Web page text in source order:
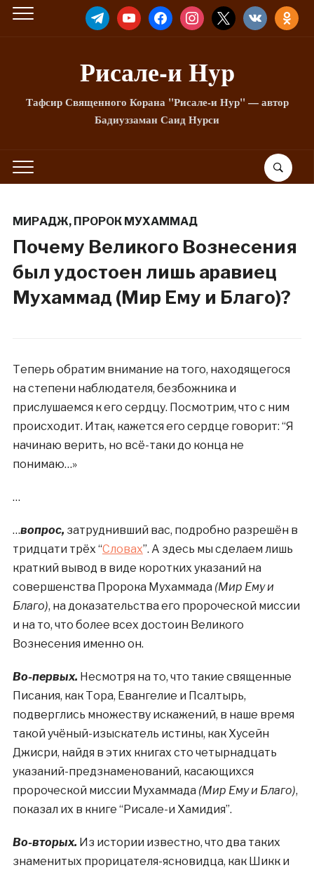
TELEGRAMYOUTUBEFACEBOOKINSTAGRAM
X VKONTAKTE
Рисале-и Hyp
Тафсир Священного Корана "Рисале-и Нур" — автор
Бадиуззаман Саид Нурси
МИРАДЖ, ПРОРОК МУХАММАД
Почему Великого Вознесения
был удостоен лишь аравиец
Мухаммад (Мир Ему и Благо)?
Теперь обратим внимание на того, находящегося
на степени наблюдателя, безбожника и
прислушаемся к его сердцу. Посмотрим, что с ним
происходит. Итак, кажется его сердце говорит: “Я
начинаю верить, но всё-таки до конца не
понимаю…»
…
…вопрос, затруднивший вас, подробно разрешён в
тридцати трёх “Словах”. А здесь мы сделаем лишь
краткий вывод в виде коротких указаний на
совершенства Пророка Мухаммада (Мир Ему и
Благо), на доказательства его пророческой миссии
и на то, что более всех достоин Великого
Вознесения именно он.
Во-первых. Несмотря на то, что такие священные
Писания, как Тора, Евангелие и Псалтырь,
подверглись множеству искажений, в наше время
такой учёный-изыскатель истины, как Хусейн
Джисри, найдя в этих книгах сто четырнадцать
указаний-предзнаменований, касающихся
пророческой миссии Мухаммада (Мир Ему и Благо),
показал их в книге “Рисале-и Хамидия”.
Во-вторых. Из истории известно, что два таких
знаменитых прорицателя-ясновидца, как Шикк и